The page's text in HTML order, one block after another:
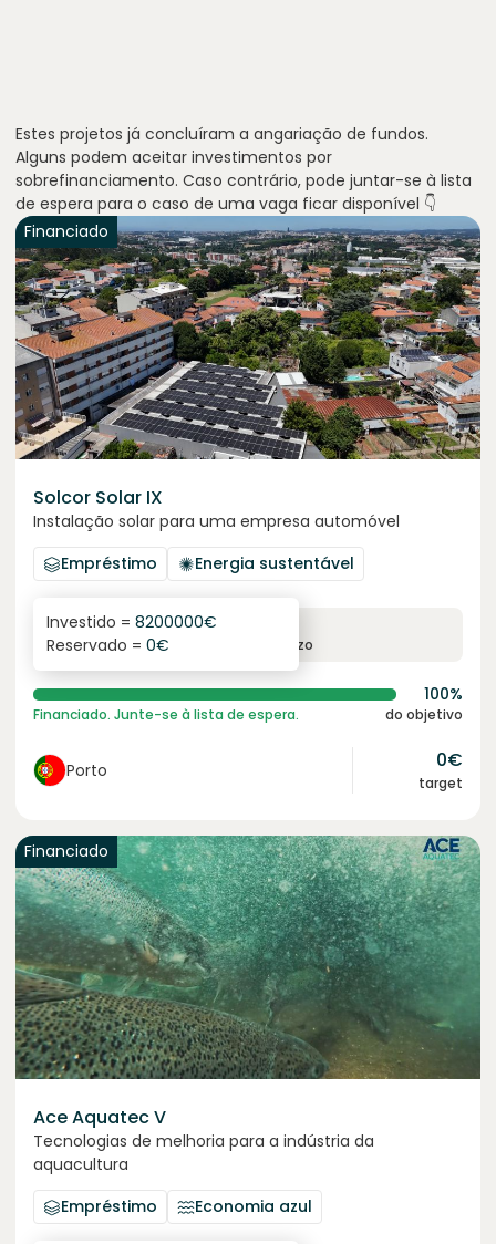
Estes projetos já concluíram a angariação de fundos.
Alguns podem aceitar investimentos por
sobrefinanciamento. Caso contrário, pode juntar-se à lista
de espera para o caso de uma vaga ficar disponível 👇
Financiado
Solcor Solar IX
Instalação solar para uma empresa automóvel
Empréstimo
Energia sustentável
6.1%
juro anual prazo
Investido = 8200000€
Reservado = 0€
100%
Financiado. Junte-se à lista de espera. do objetivo
Porto 0€
target
Financiado
Ace Aquatec V
Tecnologias de melhoria para a indústria da
aquacultura
Empréstimo
Economia azul